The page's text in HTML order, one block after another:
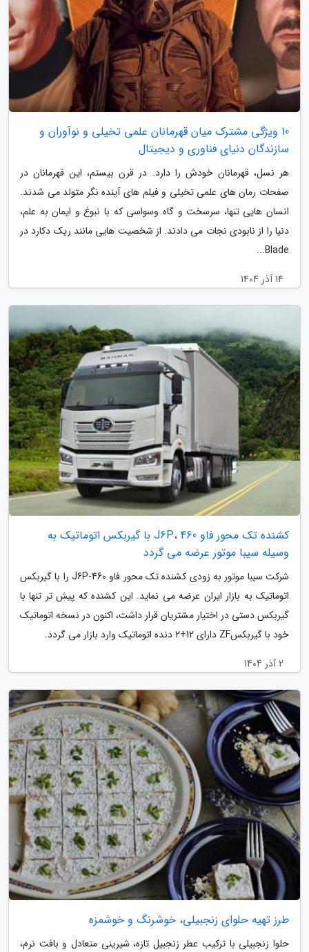
10 ویژگی مشترک میان قهرمانان علمی تخیلی و نوآوران و
سازندگان دنیای فناوری و دیجیتال
هر نسل، قهرمانان خودش را دارد. در قرن بیستم، این قهرمانان در
صفحات رمان های علمی تخیلی و فیلم های آینده نگر متولد می شدند.
انسان هایی تنها، سرسخت و گاه وسواسی که با نبوغ و ایمان به علم،
دنیا را از نابودی نجات می دادند. از شخصیت هایی مانند ریک دکارد در
Blade...
14 آذر 1404
کشنده تک محور فاو J6P، 460 با گیربکس اتوماتیک به
وسیله سیبا موتور عرضه می گردد
شرکت سیبا موتور به زودی کشنده تک محور فاو J6P-460 را با گیربکس
اتوماتیک به بازار ایران عرضه می نماید. این کشنده که پیش تر تنها با
گیربکس دستی در اختیار مشتریان قرار داشت، اکنون در نسخه اتوماتیک
خود با گیربکسZF دارای 12+2 دنده اتوماتیک وارد بازار می گردد.
2 آذر 1404
طرز تهیه حلوای زنجبیلی، خوشرنگ و خوشمزه
حلوا زنجبیلی با ترکیب عطر زنجبیل تازه، شیرینی متعادل و بافت نرم،